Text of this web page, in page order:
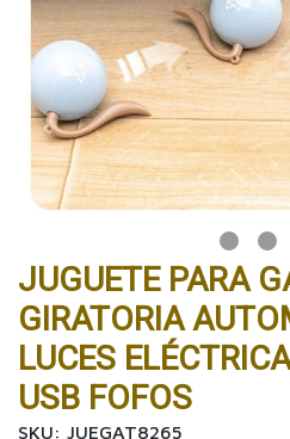
JUGUETE PARA
GIRATORIA
LUCES
USB FOFOS
SKU: JUEGAT8265